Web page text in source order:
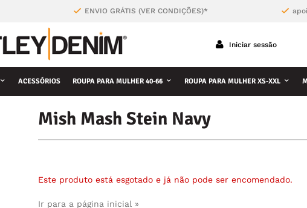
ENVIO GRÁTIS (VER CONDIÇÕES)*
Iniciar sessão
ACESSÓRIOS ROUPA PARA MULHER 40-66 ROUPA PARA MULHER XS-XXL
Mish Mash Stein Navy
Este produto está esgotado e já não pode ser encomendado.
Ir para a página inicial »